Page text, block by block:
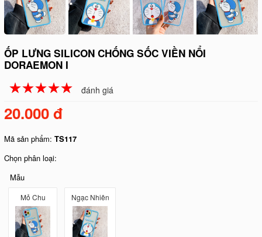
ỐP LƯNG SILICON CHỐNG SỐC VIỀN NỔI
DORAEMON I
☆☆☆☆☆
★★★★★ đánh giá
20.000 đ
Mã sản phẩm:TS117
Chọn phân loại:
Mẫu
Mỏ Chu Ngạc Nhiên